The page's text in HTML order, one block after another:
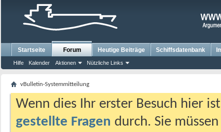
Startseite Forum
Hilfe Kalender Aktionen Nützliche Links
Heutige Beiträge Schiffsdatenbank
vBulletin-Systemmitteilung
Wenn dies Ihr erster Besuch hier
gestellte Fragen durch. Sie